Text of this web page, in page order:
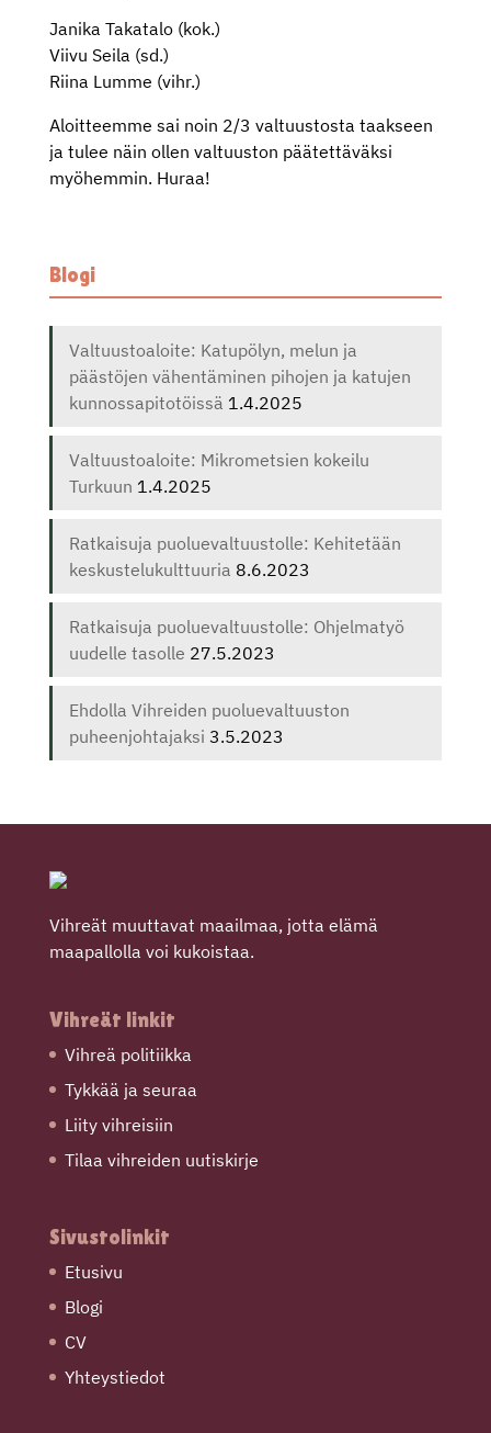
Janika Takatalo (kok.)
Viivu Seila (sd.)
Riina Lumme (vihr.)
Aloitteemme sai noin 2/3 valtuustosta taakseen
ja tulee näin ollen valtuuston päätettäväksi
myöhemmin. Huraa!
Blogi
Valtuustoaloite: Katupölyn, melun ja
päästöjen vähentäminen pihojen ja katujen
kunnossapitotöissä 1.4.2025
Valtuustoaloite: Mikrometsien kokeilu
Turkuun 1.4.2025
Ratkaisuja puoluevaltuustolle: Kehitetään
keskustelukulttuuria 8.6.2023
Ratkaisuja puoluevaltuustolle: Ohjelmatyö
uudelle tasolle 27.5.2023
Ehdolla Vihreiden puoluevaltuuston
puheenjohtajaksi 3.5.2023
Vihreät muuttavat maailmaa, jotta elämä
maapallolla voi kukoistaa.
Vihreät linkit
Vihreä politiikka
Tykkää ja seuraa
Liity vihreisiin
Tilaa vihreiden uutiskirje
Sivustolinkit
Etusivu
Blogi
CV
Yhteystiedot